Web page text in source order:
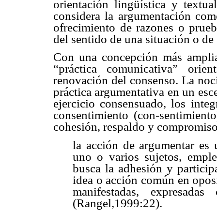
orientación lingüística y
considera la argumentación
ofrecimiento de razones o
del sentido de una situación o
Con una concepción más
“práctica comunicativa”
renovación del consenso. La
práctica argumentativa en un
ejercicio consensuado, los
consentimiento (con-
cohesión, respaldo y
la acción de argumentar
uno o varios sujetos,
busca la adhesión y
idea o acción común en
manifestadas,
(Rangel,1999:22).